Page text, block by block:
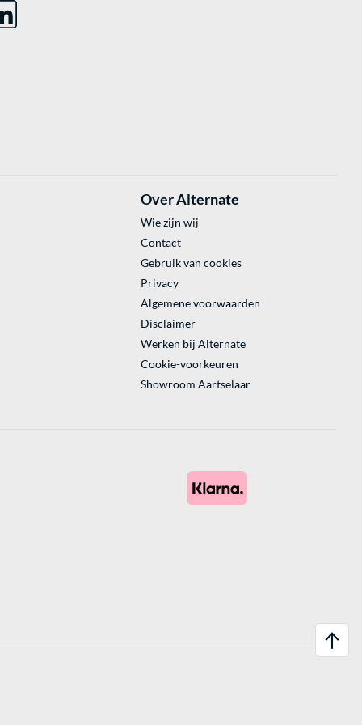
Over Alternate
Wie zijn wij
Contact
Gebruik van cookies
Privacy
Algemene voorwaarden
Disclaimer
Werken bij Alternate
Cookie-voorkeuren
Showroom Aartselaar